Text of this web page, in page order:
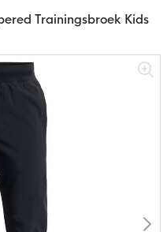
Trainingsbroek Kids